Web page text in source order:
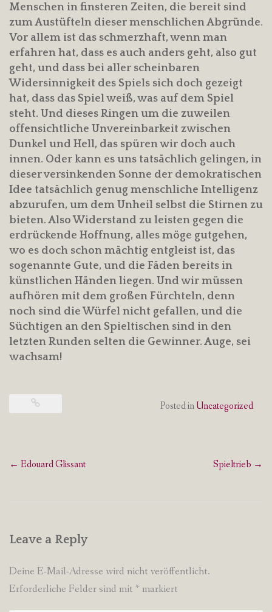
Menschen in finsteren Zeiten, die bereit sind
zum Austüfteln dieser menschlichen Abgründe.
Vor allem ist das schmerzhaft, wenn man
erfahren hat, dass es auch anders geht, also gut
geht, und dass bei aller scheinbaren
Widersinnigkeit des Spiels sich doch gezeigt
hat, dass das Spiel weiß, was auf dem Spiel
steht. Und dieses Ringen um die zuweilen
offensichtliche Unvereinbarkeit zwischen
Dunkel und Hell, das spüren wir doch auch
innen. Oder kann es uns tatsächlich gelingen, in
dieser versinkenden Sonne der demokratischen
Idee tatsächlich genug menschliche Intelligenz
abzurufen, um dem Unheil selbst die Stirnen zu
bieten. Also Widerstand zu leisten gegen die
erdrückende Hoffnung, alles möge gutgehen,
wo es doch schon mächtig entgleist ist, das
sogenannte Gute, und die Fäden bereits in
künstlichen Händen liegen. Und wir müssen
aufhören mit dem großen Fürchteln, denn
noch sind die Würfel nicht gefallen, und die
Süchtigen an den Spieltischen sind in den
letzten Runden selten die Gewinner. Auge, sei
wachsam!
Posted inUncategorized
Post
← Edouard Glissant Spieltrieb →
Leave a Reply
Deine E-Mail-Adresse wird nicht veröffentlicht.
Erforderliche Felder sind mit * markiert